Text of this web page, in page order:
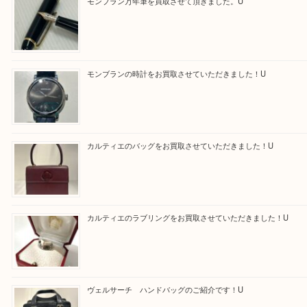
た。と思ってもらえるよう一点一点を丁寧に査定さ
だきます。
—お知らせ—
最後に当店では現在正社員を募集しておりますので
求人要項はここをクリック